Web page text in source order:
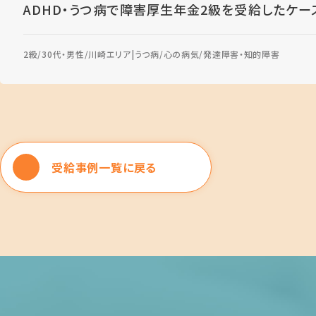
ADHD・うつ病で障害厚生年金2級を受給したケー
2級 30代・男性 川崎エリア うつ病 心の病気 発達障害・知的障害
受給事例一覧に戻る